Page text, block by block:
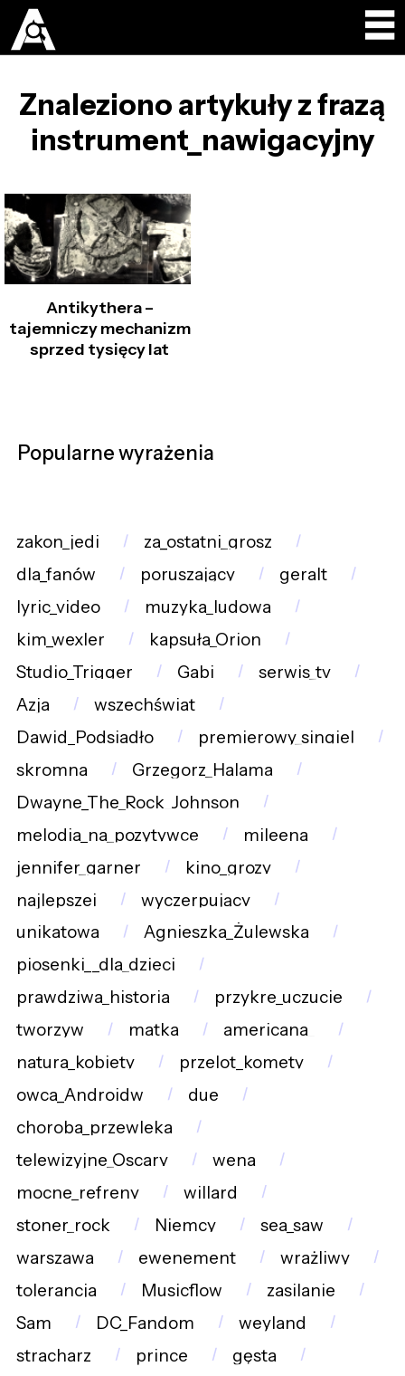
Znaleziono artykuły z frazą
instrument_nawigacyjny
Antikythera –
tajemniczy mechanizm
sprzed tysięcy lat
Popularne wyrażenia
zakon_jedi
za_ostatni_grosz
dla_fanów
poruszający
geralt
lyric_video
muzyka_ludowa
kim_wexler
kapsuła_Orion
Studio_Trigger
Gabi
serwis_tv
Azja
wszechświat
Dawid_Podsiadło
premierowy_singiel
skromna
Grzegorz_Halama
Dwayne_The_Rock_Johnson
melodia_na_pozytywce
mileena
jennifer_garner
kino_grozy
najlepszej
wyczerpujący
unikatowa
Agnieszka_Żulewska
piosenki__dla_dzieci
prawdziwa_historia
przykre_uczucie
tworzyw
matka
americana_
natura_kobiety
przelot_komety
owca_Androidw
due
choroba_przewleka
telewizyjne_Oscary
wena
mocne_refreny
willard
stoner_rock
Niemcy
sea_saw
warszawa
ewenement
wrażliwy
tolerancja
Musicflow
zasilanie
Sam
DC_Fandom
weyland
stracharz
prince
gęsta